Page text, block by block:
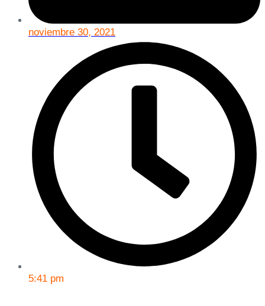
noviembre 30, 2021
5:41 pm